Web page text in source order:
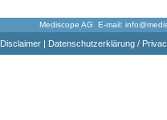
Mediscope AG E-mail:
Disclaimer| Datenschutzerklärung /